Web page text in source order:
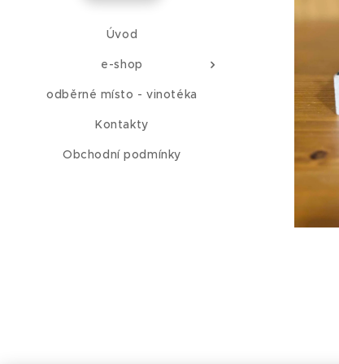
Úvod
e-shop
odběrné místo - vinotéka
Kontakty
Obchodní podmínky